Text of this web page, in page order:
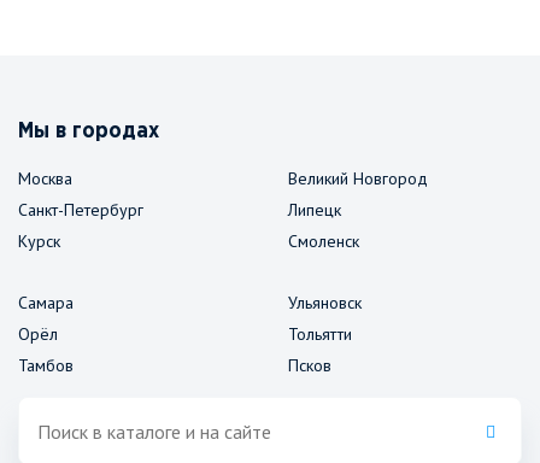
Мы в городах
Москва
Санкт-Петербург
Курск
Великий Новгород
Липецк
Смоленск
Самара
Орёл
Тамбов
Ульяновск
Тольятти
Псков